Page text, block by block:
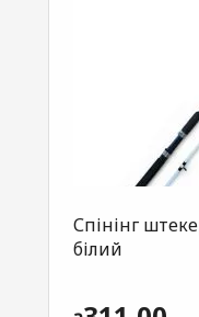
Спінінг
білий